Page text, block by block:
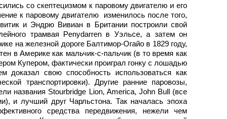
со скептецизмом к паровому двигателю и его
к паровому двигателю изменилось после того,
и Эндрю Вивиан в Британии построили свой
трамвая Penydarren в Уэльсе, а затем он
на железной дороге Балтимор-Огайо в 1829 году,
в Америке как мальчик-с-пальчик (в то время как
Купером, фактически проиграл гонку с лошадью
доказал свою способность использоваться как
транспортировки). Другие ранние паровозы,
названия Stourbridge Lion, America, John Bull (все
и лучший друг Чарльстона. Так началась эпоха
средства передвижения, нежели чем